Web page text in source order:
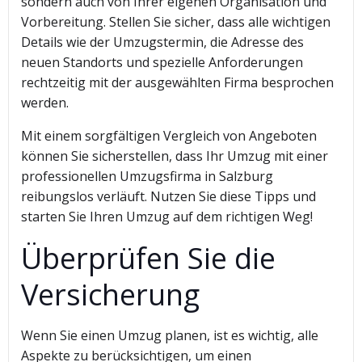
Vorbereitung. Stellen Sie sicher, dass alle wichtigen
Details wie der Umzugstermin, die Adresse des
neuen Standorts und spezielle Anforderungen
rechtzeitig mit der ausgewählten Firma besprochen
werden.
Mit einem sorgfältigen Vergleich von Angeboten
können Sie sicherstellen, dass Ihr Umzug mit einer
professionellen Umzugsfirma in Salzburg
reibungslos verläuft. Nutzen Sie diese Tipps und
starten Sie Ihren Umzug auf dem richtigen Weg!
Überprüfen Sie die
Versicherung
Wenn Sie einen Umzug planen, ist es wichtig, alle
Aspekte zu berücksichtigen, um einen